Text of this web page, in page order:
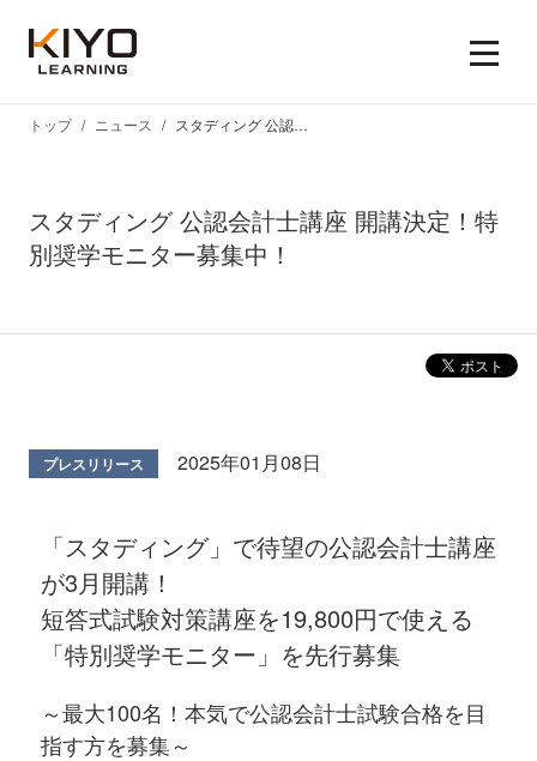
スタディング 公認会計士講座 開講決定！特
別奨学モニター募集中！
トップ ニュース スタディング 公認会計士講座 開講決定！特別奨学モニター募集中！
プレスリリース 2025年01月08日
「スタディング」で待望の公認会計士講座
が3月開講！
短答式試験対策講座を19,800円で使える
「特別奨学モニター」を先行募集
～最大100名！本気で公認会計士試験合格を目
指す方を募集～